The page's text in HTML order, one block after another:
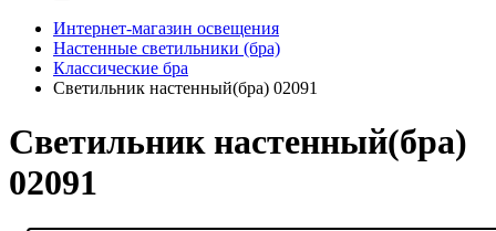
Интернет-магазин освещения
Настенные светильники (бра)
Классические бра
Светильник настенный(бра) 02091
Светильник настенный(бра)
02091